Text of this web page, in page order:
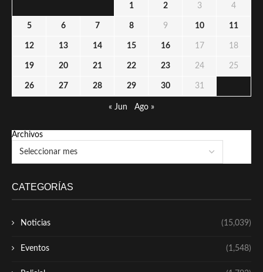
1 2 3 4
5 6 7 8 9 10 11
12 13 14 15 16 17 18
19 20 21 22 23 24 25
26 27 28 29 30 31
« Jun Ago »
Archivos
CATEGORÍAS
Noticias (15,039)
Eventos (1,548)